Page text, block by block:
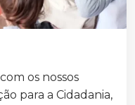
os nossos
para a Cidadania,